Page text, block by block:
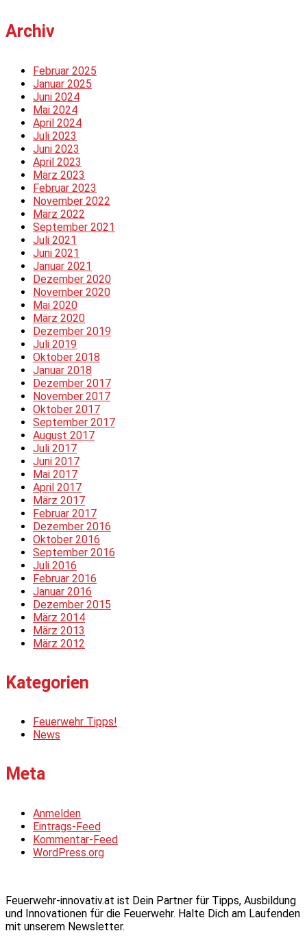
Archiv
Februar 2025
Januar 2025
Juni 2024
Mai 2024
April 2024
Juli 2023
Juni 2023
April 2023
März 2023
Februar 2023
November 2022
März 2022
September 2021
Juli 2021
Juni 2021
Januar 2021
Dezember 2020
November 2020
Mai 2020
März 2020
Dezember 2019
Juli 2019
Oktober 2018
Januar 2018
Dezember 2017
November 2017
Oktober 2017
September 2017
August 2017
Juli 2017
Juni 2017
Mai 2017
April 2017
März 2017
Februar 2017
Dezember 2016
Oktober 2016
September 2016
Juli 2016
Februar 2016
Januar 2016
Dezember 2015
März 2014
März 2013
März 2012
Kategorien
Feuerwehr Tipps!
News
Meta
Anmelden
Eintrags-Feed
Kommentar-Feed
WordPress.org
Feuerwehr-innovativ.at ist Dein Partner für Tipps, Ausbildung
und Innovationen für die Feuerwehr. Halte Dich am Laufenden
mit unserem Newsletter.